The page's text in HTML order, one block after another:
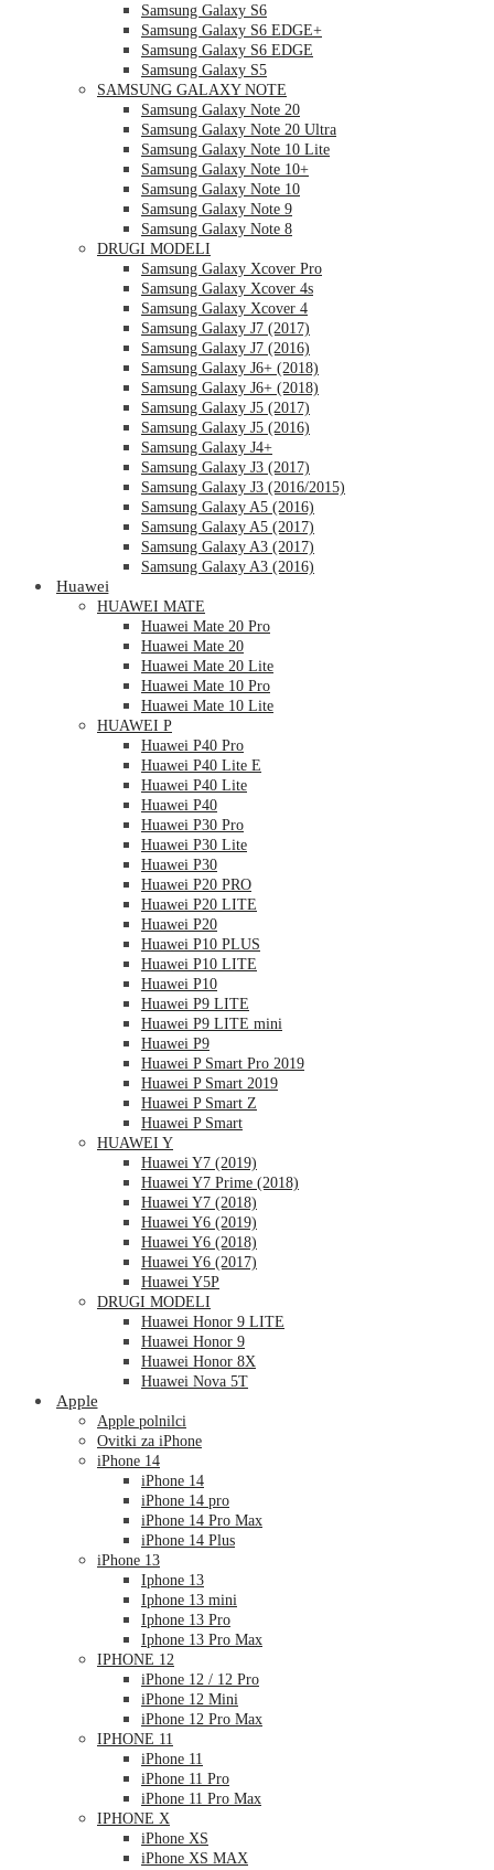
Samsung Galaxy S6
Samsung Galaxy S6 EDGE+
Samsung Galaxy S6 EDGE
Samsung Galaxy S5
SAMSUNG GALAXY NOTE
Samsung Galaxy Note 20
Samsung Galaxy Note 20 Ultra
Samsung Galaxy Note 10 Lite
Samsung Galaxy Note 10+
Samsung Galaxy Note 10
Samsung Galaxy Note 9
Samsung Galaxy Note 8
DRUGI MODELI
Samsung Galaxy Xcover Pro
Samsung Galaxy Xcover 4s
Samsung Galaxy Xcover 4
Samsung Galaxy J7 (2017)
Samsung Galaxy J7 (2016)
Samsung Galaxy J6+ (2018)
Samsung Galaxy J6+ (2018)
Samsung Galaxy J5 (2017)
Samsung Galaxy J5 (2016)
Samsung Galaxy J4+
Samsung Galaxy J3 (2017)
Samsung Galaxy J3 (2016/2015)
Samsung Galaxy A5 (2016)
Samsung Galaxy A5 (2017)
Samsung Galaxy A3 (2017)
Samsung Galaxy A3 (2016)
Huawei
HUAWEI MATE
Huawei Mate 20 Pro
Huawei Mate 20
Huawei Mate 20 Lite
Huawei Mate 10 Pro
Huawei Mate 10 Lite
HUAWEI P
Huawei P40 Pro
Huawei P40 Lite E
Huawei P40 Lite
Huawei P40
Huawei P30 Pro
Huawei P30 Lite
Huawei P30
Huawei P20 PRO
Huawei P20 LITE
Huawei P20
Huawei P10 PLUS
Huawei P10 LITE
Huawei P10
Huawei P9 LITE
Huawei P9 LITE mini
Huawei P9
Huawei P Smart Pro 2019
Huawei P Smart 2019
Huawei P Smart Z
Huawei P Smart
HUAWEI Y
Huawei Y7 (2019)
Huawei Y7 Prime (2018)
Huawei Y7 (2018)
Huawei Y6 (2019)
Huawei Y6 (2018)
Huawei Y6 (2017)
Huawei Y5P
DRUGI MODELI
Huawei Honor 9 LITE
Huawei Honor 9
Huawei Honor 8X
Huawei Nova 5T
Apple
Apple polnilci
Ovitki za iPhone
iPhone 14
iPhone 14
iPhone 14 pro
iPhone 14 Pro Max
iPhone 14 Plus
iPhone 13
Iphone 13
Iphone 13 mini
Iphone 13 Pro
Iphone 13 Pro Max
IPHONE 12
iPhone 12 / 12 Pro
iPhone 12 Mini
iPhone 12 Pro Max
IPHONE 11
iPhone 11
iPhone 11 Pro
iPhone 11 Pro Max
IPHONE X
iPhone XS
iPhone XS MAX